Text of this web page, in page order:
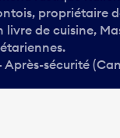
propriétaire
livre de cuisine,
Après-sécurité